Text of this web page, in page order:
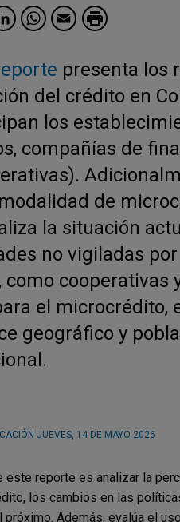
LinkedIn
WhatsApp
Email
presenta los
del crédito en
los
compañías de
de
la situación
no vigiladas
como
el microcrédito,
geográfico y
JUEVES, 14 DE MAYO 2026
este reporte es analizar la
los cambios en las
próximo. Además, evalúa el